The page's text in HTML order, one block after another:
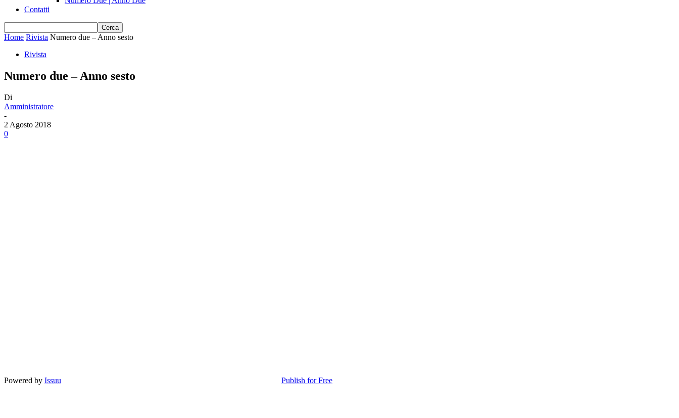
Contatti
Home Rivista Numero due – Anno sesto
Rivista
Numero due – Anno sesto
Di
Amministratore
-
2 Agosto 2018
0
Powered by Issuu Publish for Free